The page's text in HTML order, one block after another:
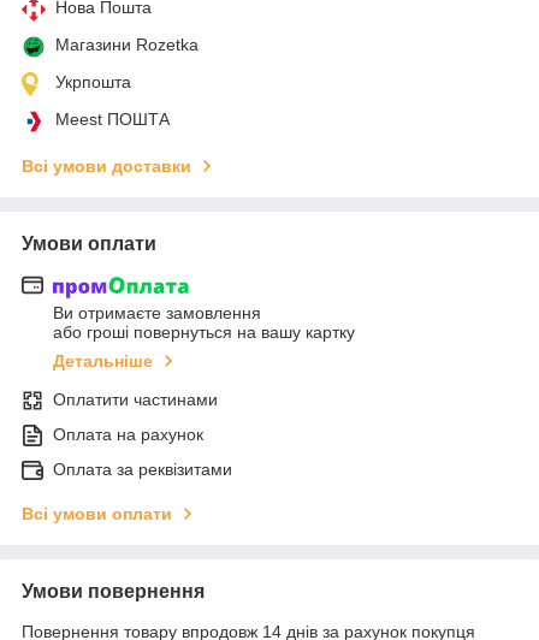
Нова Пошта
Магазини Rozetka
Укрпошта
Meest ПОШТА
Всі умови доставки
Умови оплати
Ви отримаєте замовлення
або гроші повернуться на вашу картку
Детальніше
Оплатити частинами
Оплата на рахунок
Оплата за реквізитами
Всі умови оплати
Умови повернення
Повернення товару впродовж 14 днів за рахунок покупця